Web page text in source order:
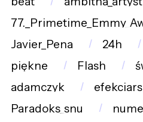
Javier_Pena
24h
piękne
Flash
adamczyk
Paradoks_snu